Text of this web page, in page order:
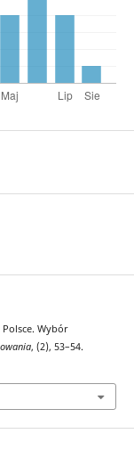
Polsce. Wybór
, (2), 53–54.